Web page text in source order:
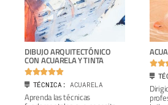
DIBUJO ARQUITECTÓNICO
CON ACUARELA Y TINTA

TÉCNICA:ACUARELA
Aprenda las técnicas
